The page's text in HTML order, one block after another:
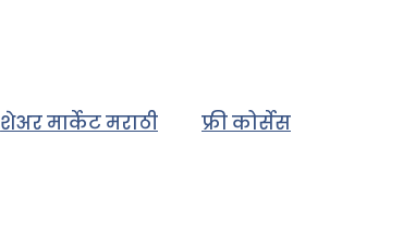
शेअर मार्केट मराठी
फ्री कोर्सेस